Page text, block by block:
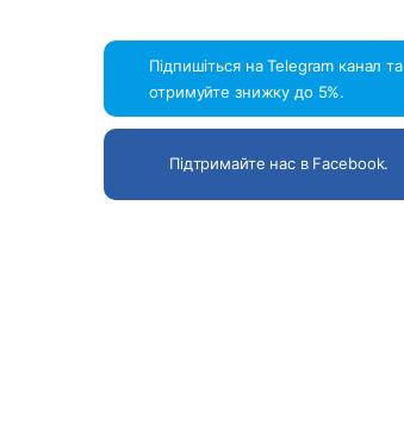
Підпишіться на Telegram канал та
отримуйте знижку до 5%.
Підтримайте нас в Facebook.